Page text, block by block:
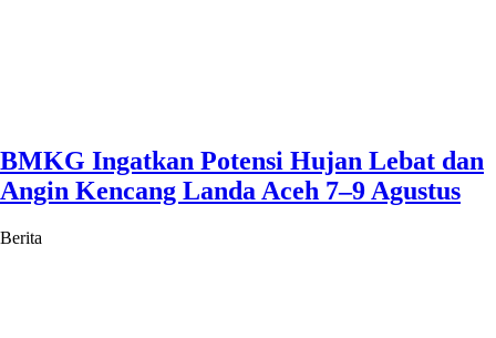
BMKG Ingatkan Potensi Hujan Lebat dan
Angin Kencang Landa Aceh 7–9 Agustus
Berita